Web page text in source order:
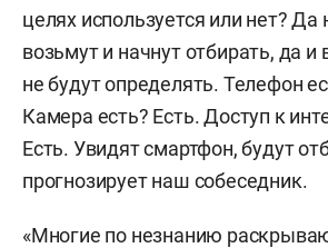
целях используется или нет? Да
возьмут и начнут отбирать, да и
не будут определять. Телефон
Камера есть? Есть. Доступ к
Есть. Увидят смартфон, будут
прогнозирует наш собеседник.
«Многие по незнанию